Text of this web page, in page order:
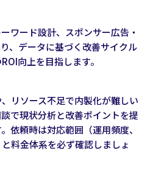
ワード設計、スポンサー広告・
、データに基づく改善サイクル
向上を目指します。
リソース不足で内製化が難しい
で現状分析と改善ポイントを提
依頼時は対応範囲（運用頻度、
料金体系を必ず確認しましょ